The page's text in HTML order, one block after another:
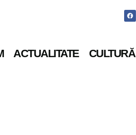
ACTUALITATE CULTURĂ